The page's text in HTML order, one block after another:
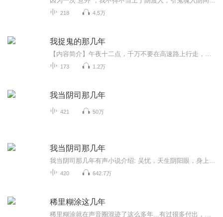
218 4.5万
我捉鬼的那几年
173 1.2万
我当阴司那几年
421 50万
我当阴司那几年
420 642.7万
稀里糊涂这几年